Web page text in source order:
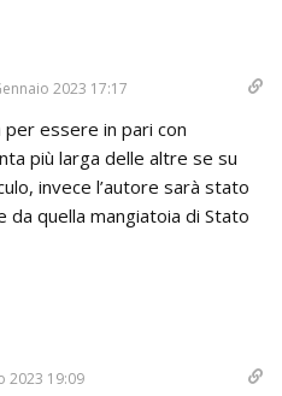
2023 17:17
essere in pari con
più larga delle altre se su
invece l’autore sarà stato
quella mangiatoia di Stato
2023 19:09